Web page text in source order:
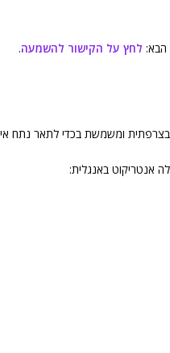
הבא: לחץ על הקישור להשמעה.
בצרפתית ומשמשת בכדי לתאר נתח
אנטריקוט באנגלית: